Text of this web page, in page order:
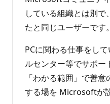
ン
ト
している組織とは別
たと同じユーザーです。
PCに関わる仕事をし
ルセンター等でサポー
「わかる範囲」で善
する場を Microsoftが